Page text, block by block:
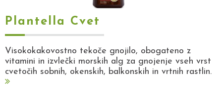
Plantella Cvet
Visokokakovostno tekoče gnojilo, obogateno z
vitamini in izvlečki morskih alg za gnojenje vseh vrst
cvetočih sobnih, okenskih, balkonskih in vrtnih rastlin.